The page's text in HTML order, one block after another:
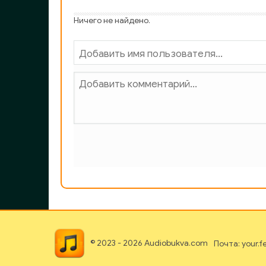
01_16_02_Nezvannyy_gost
01_18_00_Chitta_Potentsa
01_19_01_Prigovor
02_01_01_Gorod_Konstantina
02_01_02_Gorod_Konstantina
02_01_03_Gorod_Konstantina
Ничего не найдено.
© 2023 - 2026 Audiobukva.com Почта: